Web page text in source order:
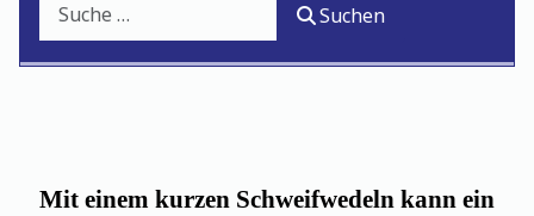
Suchen
Mit einem kurzen Schweifwedeln kann ein